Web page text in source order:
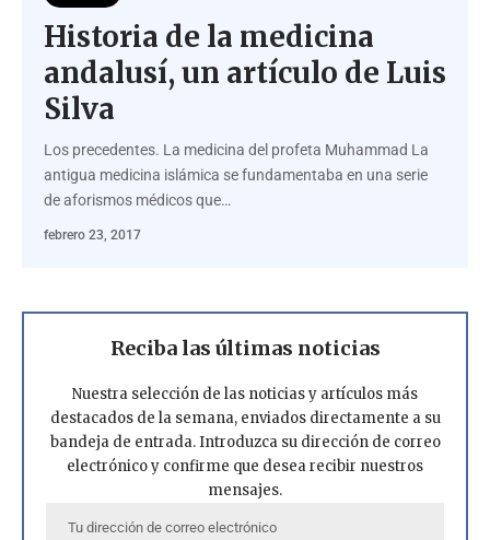
Historia de la medicina
andalusí, un artículo de Luis
Silva
Los precedentes. La medicina del profeta Muhammad La
antigua medicina islámica se fundamentaba en una serie
de aforismos médicos que…
febrero 23, 2017
Reciba las últimas noticias
Nuestra selección de las noticias y artículos más
destacados de la semana, enviados directamente a su
bandeja de entrada. Introduzca su dirección de correo
electrónico y confirme que desea recibir nuestros
mensajes.